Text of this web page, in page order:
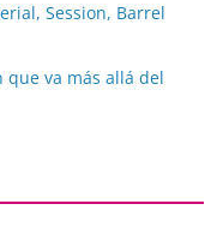
Session, Barrel
que va más allá del